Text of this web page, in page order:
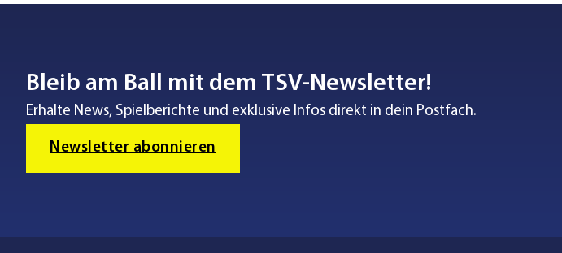
Bleib am Ball mit dem TSV-Newsletter!
Erhalte News, Spielberichte und exklusive Infos direkt in dein Postfach.
Newsletter abonnieren